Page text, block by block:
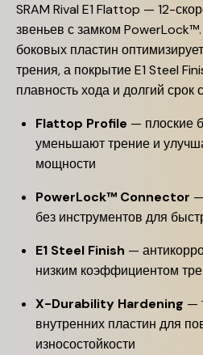
SRAM Rival E1 Flattop — 12-
звеньев с замком
боковых пластин
трения, а покрытие E1 Steel
плавность хода и долгий срок
Flattop Profile — плоские
уменьшают трение и
мощности
PowerLock™ Connector
без инструментов для
E1 Steel Finish —
низким коэффициентом
X-Durability Hardening —
внутренних пластин для
износостойкости